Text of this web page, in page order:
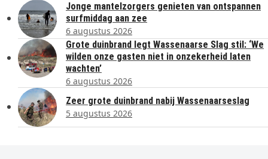
Jonge mantelzorgers genieten van ontspannen
surfmiddag aan zee
6 augustus 2026
Grote duinbrand legt Wassenaarse Slag stil: ‘We
wilden onze gasten niet in onzekerheid laten
wachten’
6 augustus 2026
Zeer grote duinbrand nabij Wassenaarseslag
5 augustus 2026